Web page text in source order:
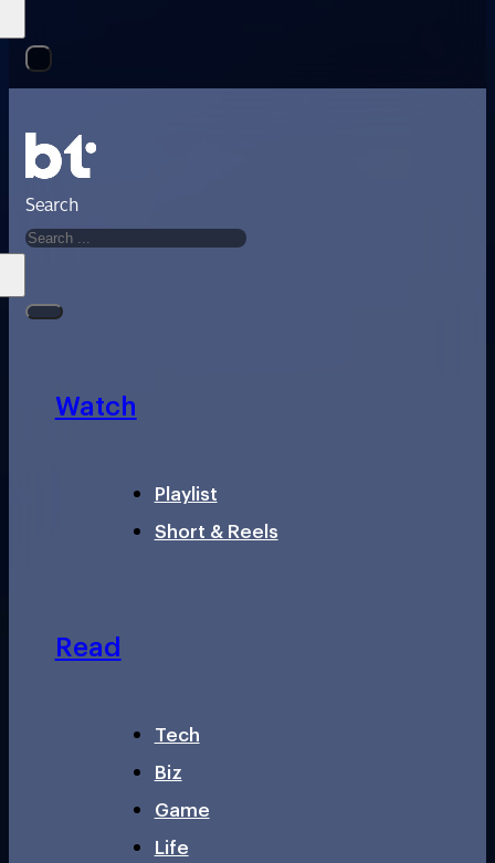
Search
Watch
Playlist
Short & Reels
Read
Tech
Biz
Game
Life